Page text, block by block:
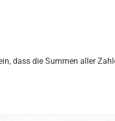
dass die Summen aller